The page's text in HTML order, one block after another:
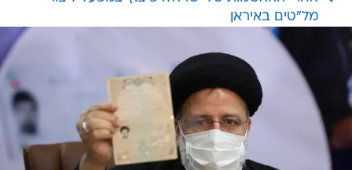
מל"טים באיראן